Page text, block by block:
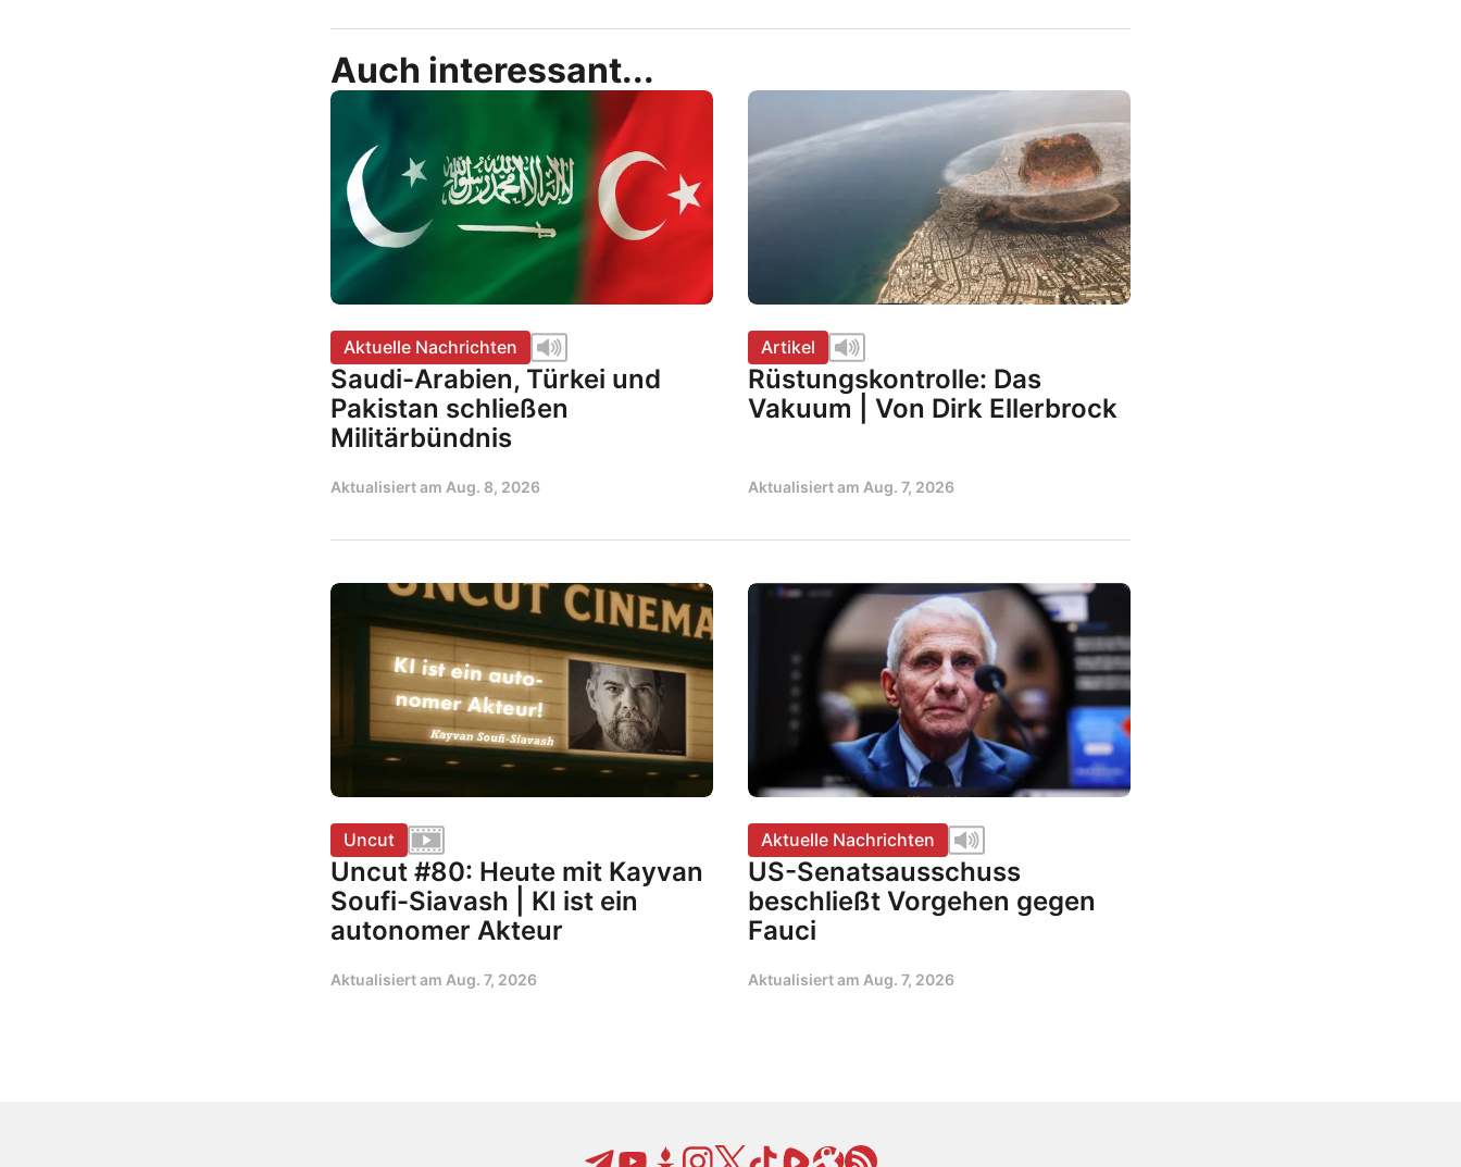
Auch interessant...
Aktuelle Nachrichten
Saudi-Arabien, Türkei und
Pakistan schließen
Militärbündnis
Aktualisiert am Aug. 8, 2026
Artikel
Rüstungskontrolle: Das
Vakuum | Von Dirk Ellerbrock
Aktualisiert am Aug. 7, 2026
Uncut
Uncut #80: Heute mit Kayvan
Soufi-Siavash | KI ist ein
autonomer Akteur
Aktualisiert am Aug. 7, 2026
Aktuelle Nachrichten
US-Senatsausschuss
beschließt Vorgehen gegen
Fauci
Aktualisiert am Aug. 7, 2026